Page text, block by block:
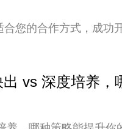
您的合作方式，成功
vs 深度培养，